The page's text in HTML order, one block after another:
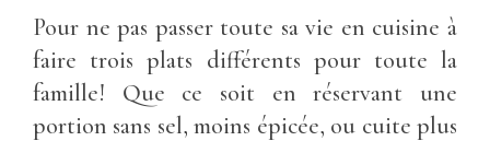
Pour ne pas passer toute sa vie en cuisine à
faire trois plats différents pour toute la
famille! Que ce soit en réservant une
portion sans sel, moins épicée, ou cuite plus